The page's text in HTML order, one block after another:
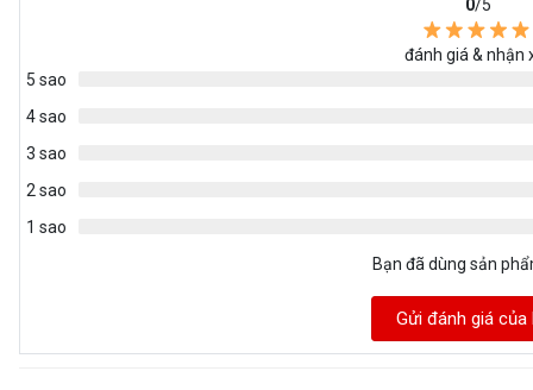
0/5
đánh giá & nhận
5 sao
4 sao
3 sao
2 sao
1 sao
Bạn đã dùng sản
Gửi đánh giá của